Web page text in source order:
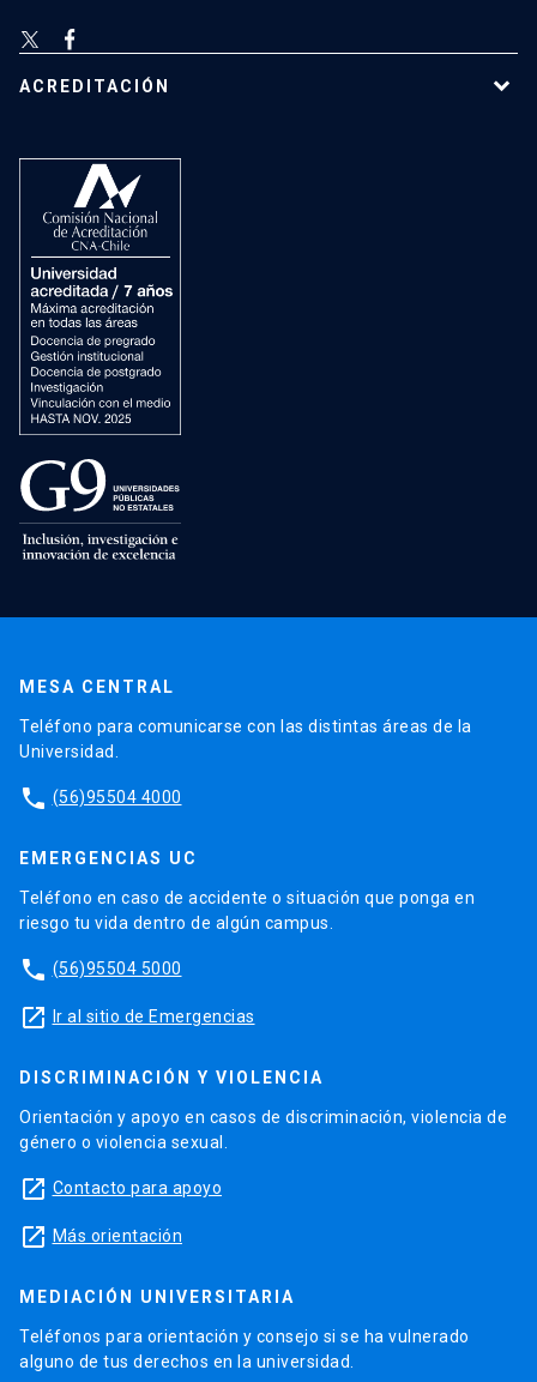
ACREDITACIÓN
MESA CENTRAL
Teléfono para comunicarse con las distintas áreas de la
Universidad.
phone (56)95504 4000
EMERGENCIAS UC
Teléfono en caso de accidente o situación que ponga en
riesgo tu vida dentro de algún campus.
phone (56)95504 5000
launch Ir al sitio de Emergencias
DISCRIMINACIÓN Y VIOLENCIA
Orientación y apoyo en casos de discriminación, violencia de
género o violencia sexual.
launch Contacto para apoyo
launch Más orientación
MEDIACIÓN UNIVERSITARIA
Teléfonos para orientación y consejo si se ha vulnerado
alguno de tus derechos en la universidad.